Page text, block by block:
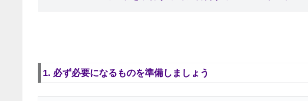
1. 必ず必要になるものを準備しましょう